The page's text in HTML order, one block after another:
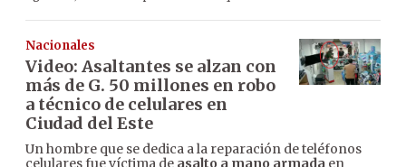
Nacionales
Video: Asaltantes se alzan con
más de G. 50 millones en robo
a técnico de celulares en
Ciudad del Este
Un hombre que se dedica a la reparación de teléfonos
celulares fue víctima de asalto a mano armada en